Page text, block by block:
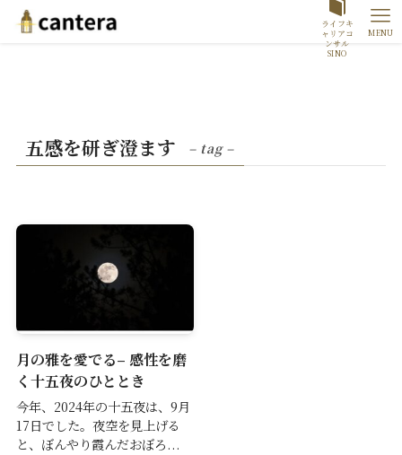
ライフキ
ャリアコ
ンサル
SINO
MENU
五感を研ぎ澄ます – tag –
月の雅を愛でる– 感性を磨
く十五夜のひととき
今年、2024年の十五夜は、9月
17日でした。夜空を見上げる
と、ぼんやり霞んだおぼろ...